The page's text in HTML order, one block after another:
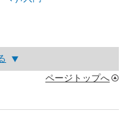
ページトップへ